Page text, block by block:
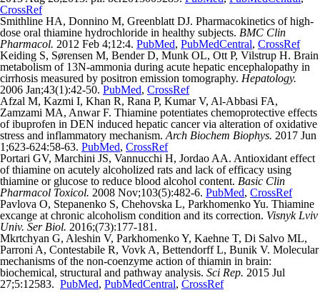
CrossRef
Smithline HA, Donnino M, Greenblatt DJ. Pharmacokinetics of high-
dose oral thiamine hydrochloride in healthy subjects. BMC Clin
Pharmacol. 2012 Feb 4;12:4. PubMed, PubMedCentral, CrossRef
Keiding S, Sørensen M, Bender D, Munk OL, Ott P, Vilstrup H. Brain
metabolism of 13N-ammonia during acute hepatic encephalopathy in
cirrhosis measured by positron emission tomography. Hepatology.
2006 Jan;43(1):42-50. PubMed, CrossRef
Afzal M, Kazmi I, Khan R, Rana P, Kumar V, Al-Abbasi FA,
Zamzami MA, Anwar F. Thiamine potentiates chemoprotective effects
of ibuprofen in DEN induced hepatic cancer via alteration of oxidative
stress and inflammatory mechanism. Arch Biochem Biophys. 2017 Jun
1;623-624:58-63. PubMed, CrossRef
Portari GV, Marchini JS, Vannucchi H, Jordao AA. Antioxidant effect
of thiamine on acutely alcoholized rats and lack of efficacy using
thiamine or glucose to reduce blood alcohol content. Basic Clin
Pharmacol Toxicol. 2008 Nov;103(5):482-6. PubMed, CrossRef
Pavlova О, Stepanenko S, Chehovska L, Parkhomenko Yu. Thiamine
excange at chronic alcoholism condition and its correction. Visnyk Lviv
Univ. Ser Biol. 2016;(73):177-181.
Mkrtchyan G, Aleshin V, Parkhomenko Y, Kaehne T, Di Salvo ML,
Parroni A, Contestabile R, Vovk A, Bettendorff L, Bunik V. Molecular
mechanisms of the non-coenzyme action of thiamin in brain:
biochemical, structural and pathway analysis. Sci Rep. 2015 Jul
27;5:12583. PubMed, PubMedCentral, CrossRef